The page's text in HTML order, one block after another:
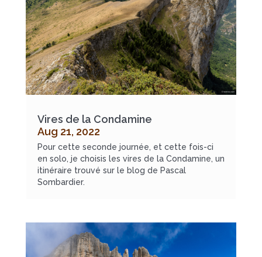
Vires de la Condamine
Aug 21, 2022
Pour cette seconde journée, et cette fois-ci
en solo, je choisis les vires de la Condamine, un
itinéraire trouvé sur le blog de Pascal
Sombardier.